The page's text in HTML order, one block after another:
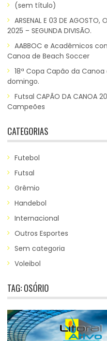
(sem título)
ARSENAL E 03 DE AGOSTO,
2025 – SEGUNDA DIVISÃO.
AABBOC e Acadêmicos
Canoa de Beach Soccer
18ª Copa Capão da
domingo.
Futsal CAPÃO DA CANOA
Campeões
CATEGORIAS
Futebol
Futsal
Grêmio
Handebol
Internacional
Outros Esportes
Sem categoria
Voleibol
TAG:OSÓRIO